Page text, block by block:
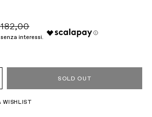
SOLD OUT
WISHLIST